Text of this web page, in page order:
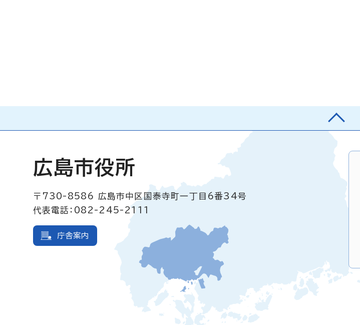
広島市役所
〒730-8586
広島市中区国泰寺町一丁目6番34号
代表電話：082-245-2111
庁舎案内